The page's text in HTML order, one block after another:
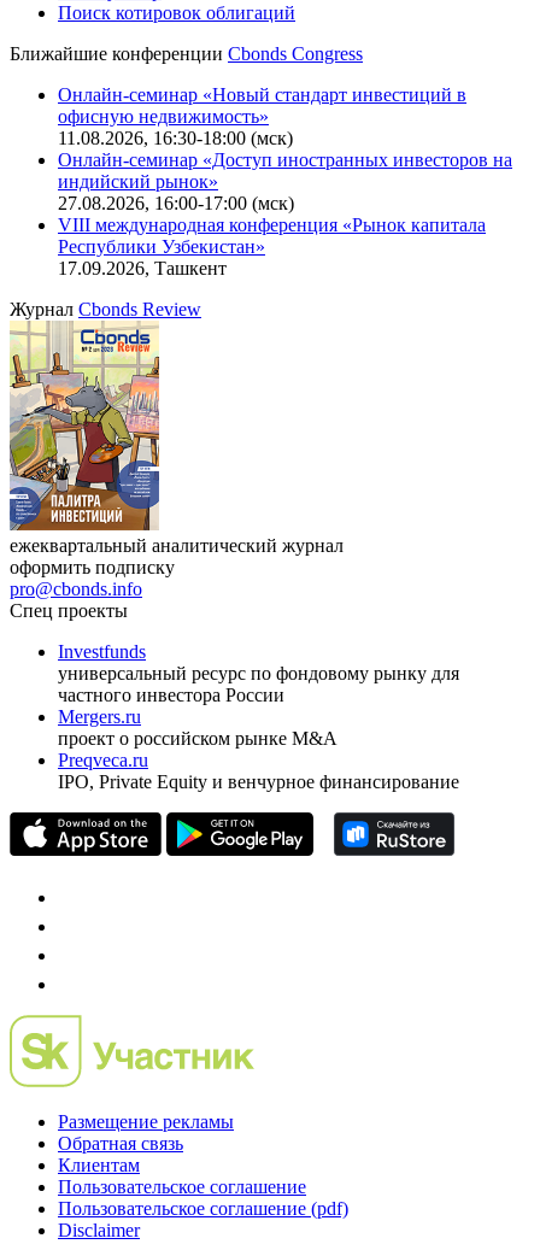
Поиск котировок облигаций
Ближайшие конференцииCbonds Congress
Онлайн-семинар «Новый стандарт инвестиций в
офисную недвижимость»
11.08.2026, 16:30-18:00 (мск)
Онлайн-семинар «Доступ иностранных инвесторов на
индийский рынок»
VIII международная конференция «Рынок капитала
Республики Узбекистан»
17.09.2026, Ташкент
ЖурналCbonds Review
ежеквартальный аналитический журнал
оформить подписку
pro@cbonds.info
Спец проекты
Investfunds
универсальный ресурс по фондовому рынку для
частного инвестора России
проект о российском рынке M&A
Preqveca.ru
Размещение рекламы
Обратная связь